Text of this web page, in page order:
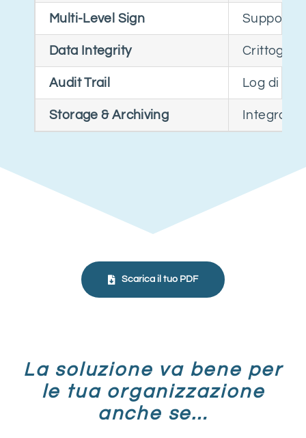
Multi-Level Sign Supporto
Data Integrity
Audit Trail Log di
Storage & Archiving
Scarica il tuo PDF
La soluzione va bene per
le tua organizzazione
anche se…